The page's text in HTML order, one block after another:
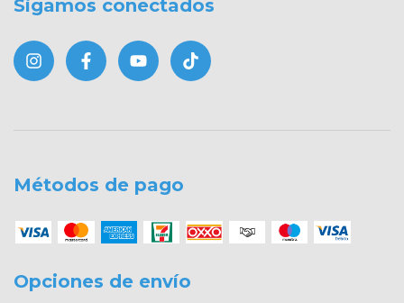
Sigamos conectados
Métodos de pago
Opciones de envío